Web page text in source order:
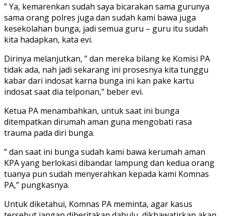
” Ya, kemarenkan sudah saya bicarakan sama gurunya
sama orang polres juga dan sudah kami bawa juga
kesekolahan bunga, jadi semua guru – guru itu sudah
kita hadapkan, kata evi.
Dirinya melanjutkan, ” dan mereka bilang ke Komisi PA
tidak ada, nah jadi sekarang ini prosesnya kita tunggu
kabar dari indosat karna bunga ini kan pake kartu
indosat saat dia telponan,” beber evi.
Ketua PA menambahkan, untuk saat ini bunga
ditempatkan dirumah aman guna mengobati rasa
trauma pada diri bunga.
” dan saat ini bunga sudah kami bawa kerumah aman
KPA yang berlokasi dibandar lampung dan kedua orang
tuanya pun sudah menyerahkan kepada kami Komnas
PA,” pungkasnya.
Untuk diketahui, Komnas PA meminta, agar kasus